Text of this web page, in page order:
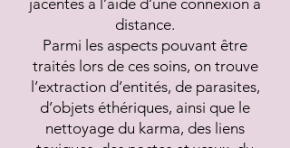
jacentes à l’aide d’une connexion à
distance.
Parmi les aspects pouvant être
traités lors de ces soins, on trouve
l’extraction d’entités, de parasites,
d’objets éthériques, ainsi que le
nettoyage du karma, des liens